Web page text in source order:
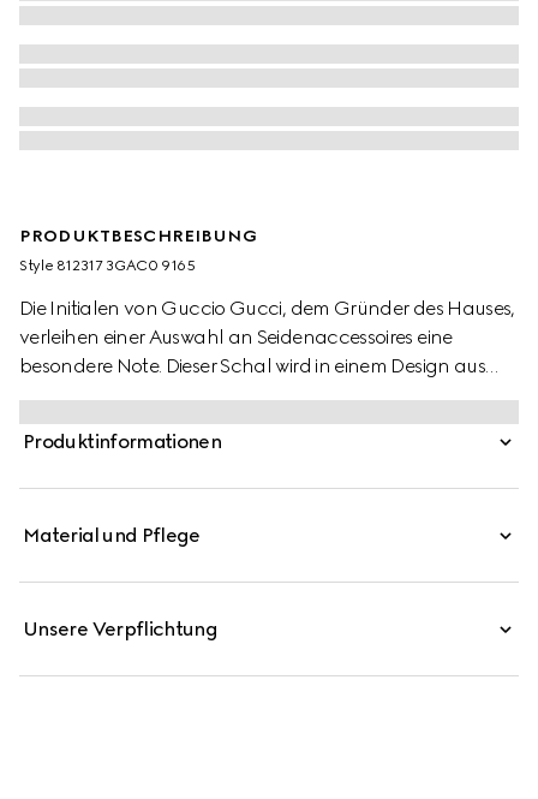
PRODUKTBESCHREIBUNG
Style ‎812317 3GAC0 9165
Die Initialen von Guccio Gucci, dem Gründer des Hauses,
verleihen einer Auswahl an Seidenaccessoires eine
besondere Note. Dieser Schal wird in einem Design aus
GG Kaschmir mit farblich abgestimmtem
Fransenabschluss präsentiert.
Produktinformationen
Material und Pflege
Unsere Verpflichtung